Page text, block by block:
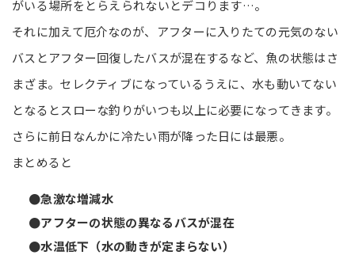
がいる場所をとらえられないとデコります…。
それに加えて厄介なのが、アフターに入りたての元気のない
バスとアフター回復したバスが混在するなど、魚の状態はさ
まざま。セレクティブになっているうえに、水も動いてない
となるとスローな釣りがいつも以上に必要になってきます。
さらに前日なんかに冷たい雨が降った日には最悪。
まとめると
●急激な増減水
●アフターの状態の異なるバスが混在
●水温低下（水の動きが定まらない）